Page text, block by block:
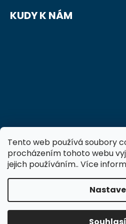
Tento web používá soubory
procházením tohoto webu
jejich používáním.. Více
KUDY K NÁM
Copyright 2026FTVS-
práva vyhrazena.Upravit